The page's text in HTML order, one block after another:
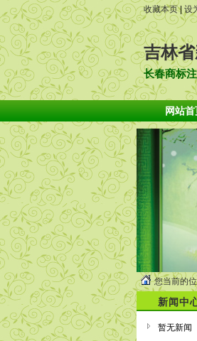
收藏本页| 设
吉林
长春商标
网站首
您当前的
新闻中
暂无新闻